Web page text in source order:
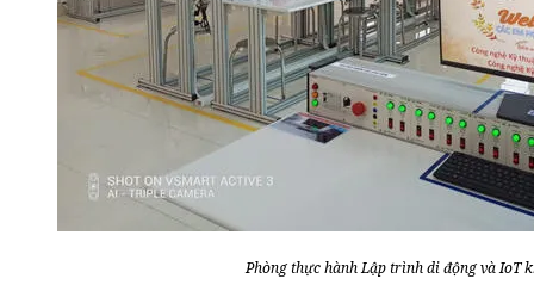
Phòng thực hành Lập trình di động và IoT